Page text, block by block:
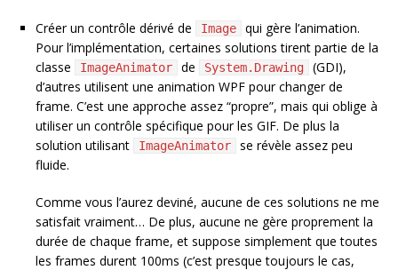
Créer un contrôle dérivé de Image
qui gère l’animation.
Pour l’implémentation, certaines solutions tirent partie de la
classe
ImageAnimator de System.Drawing
(GDI),
d’autres utilisent une animation WPF pour changer de
frame. C’est une approche assez “propre”, mais qui oblige à
utiliser un contrôle spécifique pour les GIF. De plus la
solution utilisant
ImageAnimator
se révèle assez peu
fluide.
Comme vous l’aurez deviné, aucune de ces solutions ne me
satisfait vraiment… De plus, aucune ne gère proprement la
durée de chaque frame, et suppose simplement que toutes
les frames durent 100ms (c’est presque toujours le cas,